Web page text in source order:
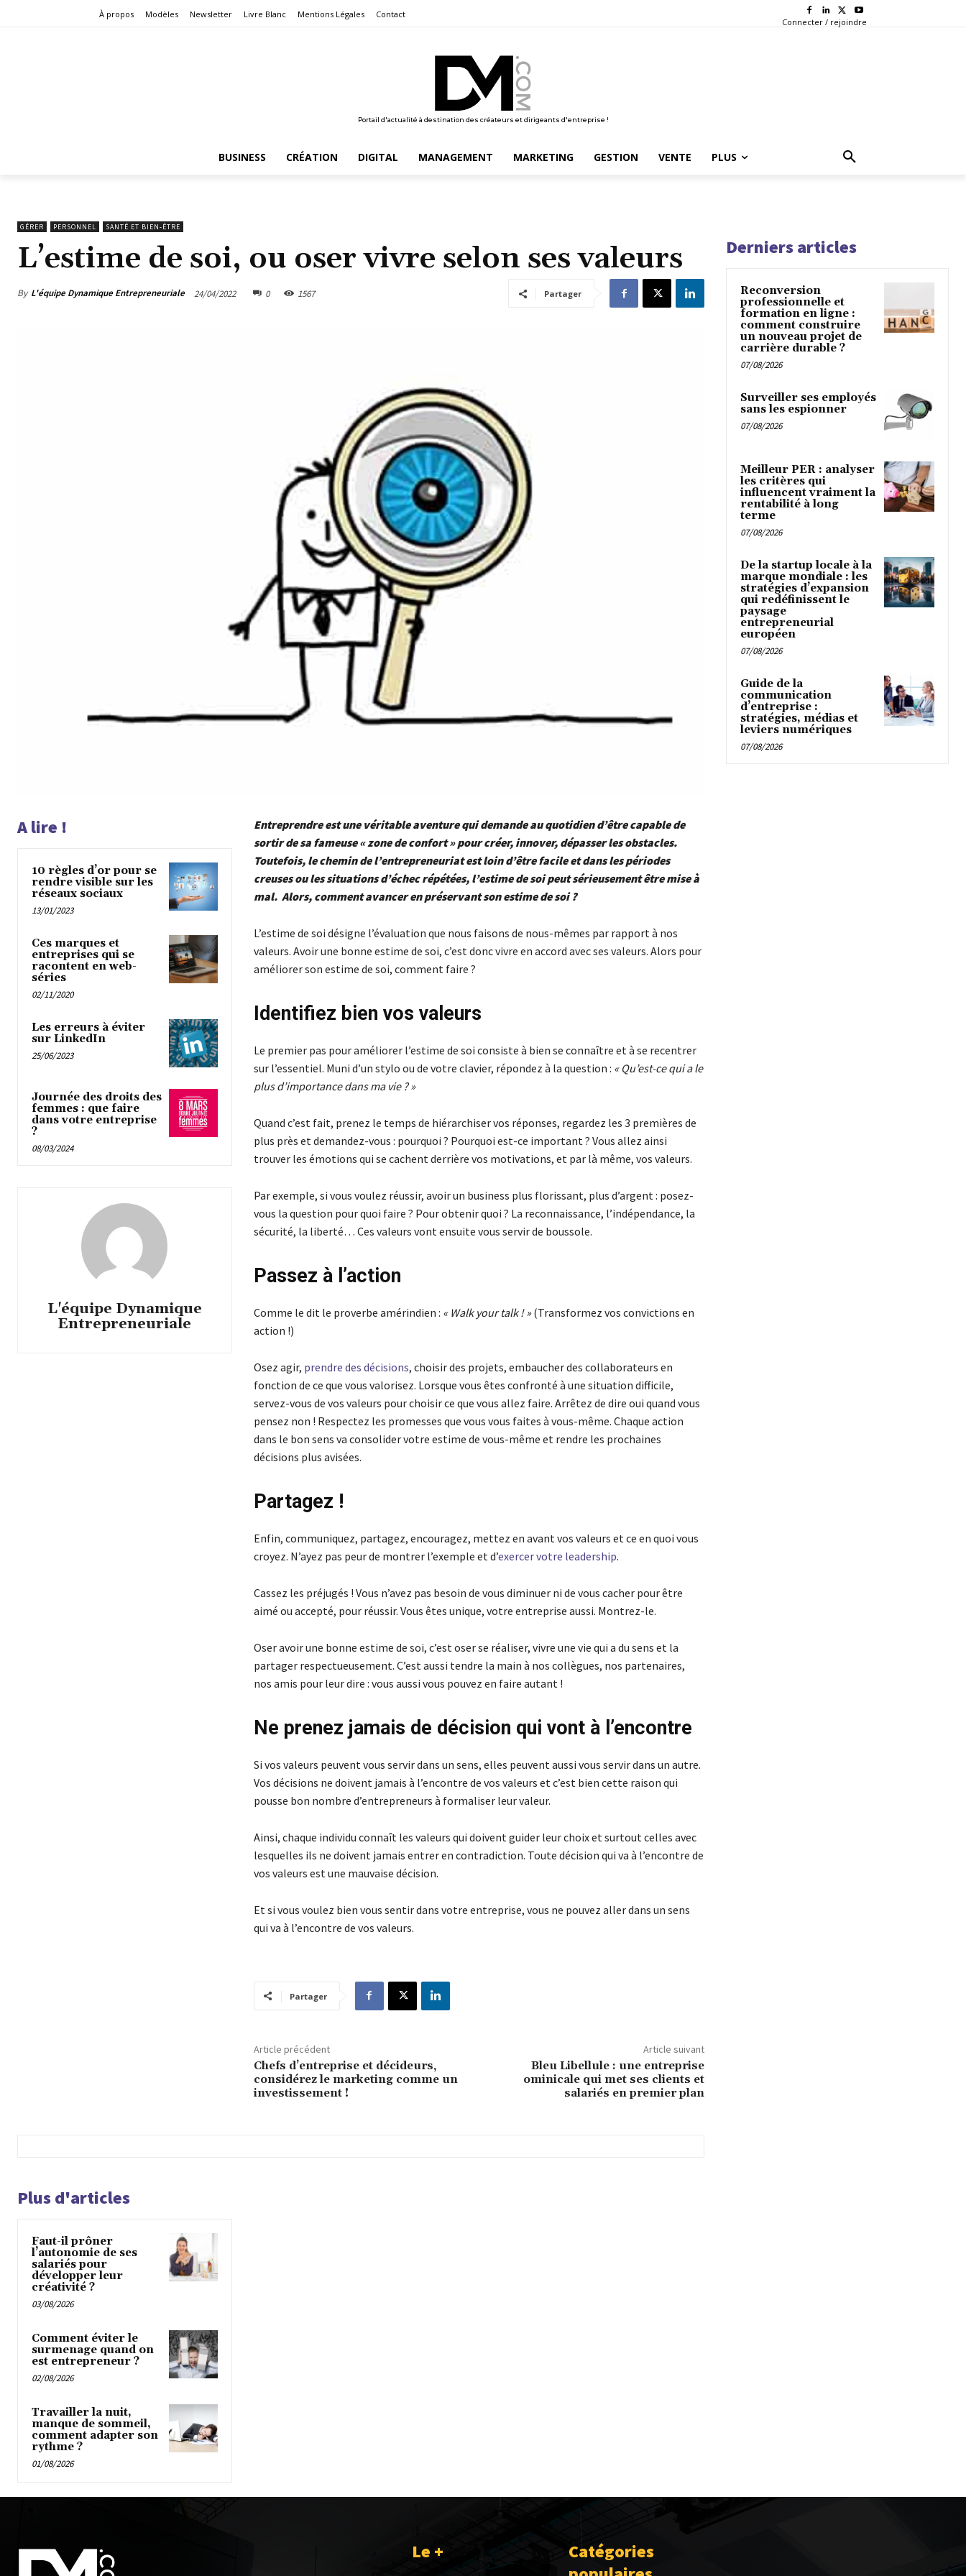
À propos Modèles Newsletter Livre Blanc Mentions Légales Contact
Connecter / rejoindre
Portail d'actualité à destination des créateurs et dirigeants d'entreprise !
BUSINESS CRÉATION DIGITAL MANAGEMENT MARKETING GESTION VENTE PLUS
GÉRER PERSONNEL SANTÉ ET BIEN-ÊTRE
L’estime de soi, ou oser vivre selon ses valeurs
By L'équipe Dynamique Entrepreneuriale 24/04/2022 0 1567 Partager
A lire !
10 règles d’or pour se
rendre visible sur les
réseaux sociaux
13/01/2023
Ces marques et
entreprises qui se
racontent en web-
séries
02/11/2020
Les erreurs à éviter
sur LinkedIn
25/06/2023
Journée des droits des
femmes : que faire
dans votre entreprise
?
08/03/2024
L'équipe Dynamique
Entrepreneuriale
Entreprendre est une véritable aventure qui demande au quotidien d’être capable de
sortir de sa fameuse « zone de confort » pour créer, innover, dépasser les obstacles.
Toutefois, le chemin de l’entrepreneuriat est loin d’être facile et dans les périodes
creuses ou les situations d’échec répétées, l’estime de soi peut sérieusement être mise à
mal. Alors, comment avancer en préservant son estime de soi ?
L’estime de soi désigne l’évaluation que nous faisons de nous-mêmes par rapport à nos
valeurs. Avoir une bonne estime de soi, c’est donc vivre en accord avec ses valeurs. Alors pour
améliorer son estime de soi, comment faire ?
Identifiez bien vos valeurs
Le premier pas pour améliorer l’estime de soi consiste à bien se connaître et à se recentrer
sur l’essentiel. Muni d’un stylo ou de votre clavier, répondez à la question : « Qu’est-ce qui a le
plus d’importance dans ma vie ? »
Quand c’est fait, prenez le temps de hiérarchiser vos réponses, regardez les 3 premières de
plus près et demandez-vous : pourquoi ? Pourquoi est-ce important ? Vous allez ainsi
trouver les émotions qui se cachent derrière vos motivations, et par là même, vos valeurs.
Par exemple, si vous voulez réussir, avoir un business plus florissant, plus d’argent : posez-
vous la question pour quoi faire ? Pour obtenir quoi ? La reconnaissance, l’indépendance, la
sécurité, la liberté… Ces valeurs vont ensuite vous servir de boussole.
Passez à l’action
Comme le dit le proverbe amérindien : « Walk your talk ! »(Transformez vos convictions en
action !)
Osez agir, prendre des décisions, choisir des projets, embaucher des collaborateurs en
fonction de ce que vous valorisez. Lorsque vous êtes confronté à une situation difficile,
servez-vous de vos valeurs pour choisir ce que vous allez faire. Arrêtez de dire oui quand vous
pensez non ! Respectez les promesses que vous vous faites à vous-même. Chaque action
dans le bon sens va consolider votre estime de vous-même et rendre les prochaines
décisions plus avisées.
Partagez !
Enfin, communiquez, partagez, encouragez, mettez en avant vos valeurs et ce en quoi vous
croyez. N’ayez pas peur de montrer l’exemple et d’exercer votre leadership.
Cassez les préjugés ! Vous n’avez pas besoin de vous diminuer ni de vous cacher pour être
aimé ou accepté, pour réussir. Vous êtes unique, votre entreprise aussi. Montrez-le.
Oser avoir une bonne estime de soi, c’est oser se réaliser, vivre une vie qui a du sens et la
partager respectueusement. C’est aussi tendre la main à nos collègues, nos partenaires,
nos amis pour leur dire : vous aussi vous pouvez en faire autant !
Ne prenez jamais de décision qui vont à l’encontre
Si vos valeurs peuvent vous servir dans un sens, elles peuvent aussi vous servir dans un autre.
Vos décisions ne doivent jamais à l’encontre de vos valeurs et c’est bien cette raison qui
pousse bon nombre d’entrepreneurs à formaliser leur valeur.
Ainsi, chaque individu connaît les valeurs qui doivent guider leur choix et surtout celles avec
lesquelles ils ne doivent jamais entrer en contradiction. Toute décision qui va à l’encontre de
vos valeurs est une mauvaise décision.
Et si vous voulez bien vous sentir dans votre entreprise, vous ne pouvez aller dans un sens
qui va à l’encontre de vos valeurs.
Partager
Article précédent
Chefs d’entreprise et décideurs,
considérez le marketing comme un
investissement !
Article suivant
Bleu Libellule : une entreprise
ominicale qui met ses clients et
salariés en premier plan
Plus d'articles
Faut-il prôner
l’autonomie de ses
salariés pour
développer leur
créativité ?
03/08/2026
Comment éviter le
surmenage quand on
est entrepreneur ?
02/08/2026
Travailler la nuit,
manque de sommeil,
comment adapter son
rythme ?
01/08/2026
Derniers articles
Reconversion
professionnelle et
formation en ligne :
comment construire
un nouveau projet de
carrière durable ?
07/08/2026
Surveiller ses employés
sans les espionner
07/08/2026
Meilleur PER : analyser
les critères qui
influencent vraiment la
rentabilité à long
terme
07/08/2026
De la startup locale à la
marque mondiale : les
stratégies d’expansion
qui redéfinissent le
paysage
entrepreneurial
européen
07/08/2026
Guide de la
communication
d’entreprise :
stratégies, médias et
leviers numériques
07/08/2026
Le +
Catégories